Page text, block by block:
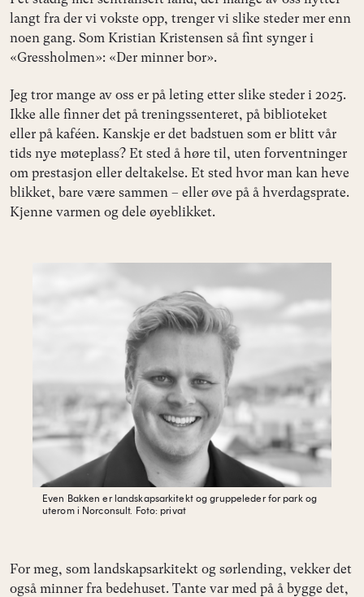
langt fra der vi vokste opp, trenger vi slike steder mer enn
noen gang. Som Kristian Kristensen så fint synger i
«Gressholmen»: «Der minner bor».
Jeg tror mange av oss er på leting etter slike steder i 2025.
Ikke alle finner det på treningssenteret, på biblioteket
eller på kaféen. Kanskje er det badstuen som er blitt vår
tids nye møteplass? Et sted å høre til, uten forventninger
om prestasjon eller deltakelse. Et sted hvor man kan heve
blikket, bare være sammen – eller øve på å hverdagsprate.
Kjenne varmen og dele øyeblikket.
Even Bakken er landskapsarkitekt og gruppeleder for park og
uterom i Norconsult. Foto: privat
For meg, som landskapsarkitekt og sørlending, vekker det
også minner fra bedehuset. Tante var med på å bygge det,